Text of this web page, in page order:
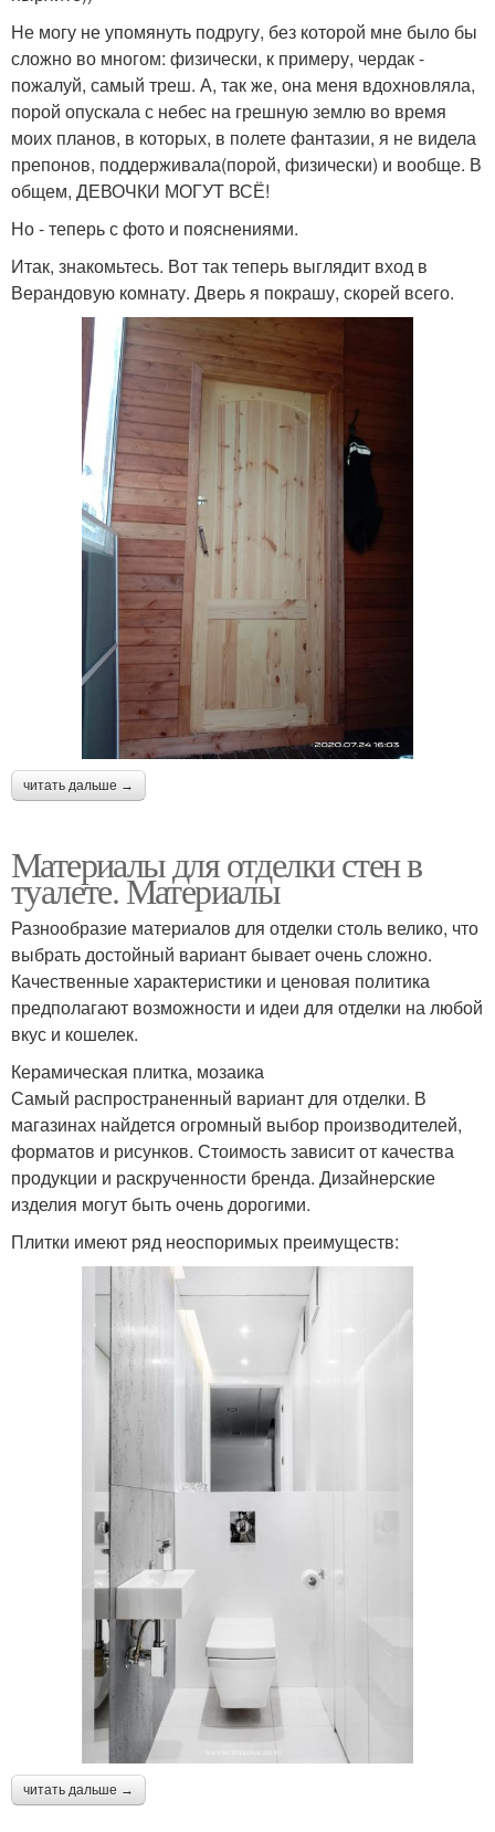
Не могу не упомянуть подругу, без которой мне было бы
сложно во многом: физически, к примеру, чердак -
пожалуй, самый треш. А, так же, она меня вдохновляла,
порой опускала с небес на грешную землю во время
моих планов, в которых, в полете фантазии, я не видела
препонов, поддерживала(порой, физически) и вообще. В
общем, ДЕВОЧКИ МОГУТ ВСЁ!
Но - теперь с фото и пояснениями.
Итак, знакомьтесь. Вот так теперь выглядит вход в
Верандовую комнату. Дверь я покрашу, скорей всего.
читать дальше →
Материалы для отделки стен в
туалете. Материалы
Разнообразие материалов для отделки столь велико, что
выбрать достойный вариант бывает очень сложно.
Качественные характеристики и ценовая политика
предполагают возможности и идеи для отделки на любой
вкус и кошелек.
Керамическая плитка, мозаика
Самый распространенный вариант для отделки. В
магазинах найдется огромный выбор производителей,
форматов и рисунков. Стоимость зависит от качества
продукции и раскрученности бренда. Дизайнерские
изделия могут быть очень дорогими.
Плитки имеют ряд неоспоримых преимуществ:
читать дальше →